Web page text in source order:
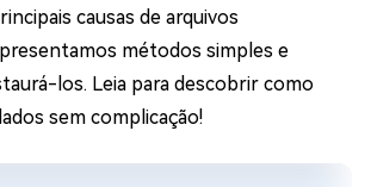
causas de arquivos
métodos simples e
los. Leia para descobrir como
sem complicação!